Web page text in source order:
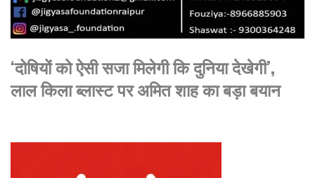
‘दोषियों को ऐसी सजा मिलेगी कि दुनिया देखेगी’,
लाल किला ब्लास्ट पर अमित शाह का बड़ा बयान